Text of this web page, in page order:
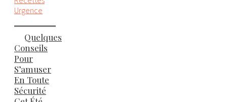
Urgence
Quelques
Conseils
Pour
S’amuser
En Toute
Sécurité